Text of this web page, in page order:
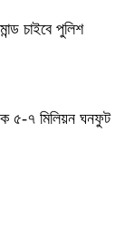
চাইবে পুলিশ
৫-৭ মিলিয়ন ঘনফুট